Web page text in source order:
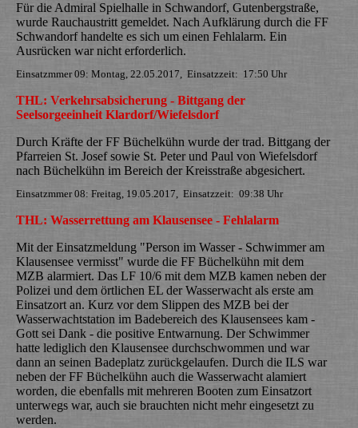
Für die Admiral Spielhalle in Schwandorf, Gutenbergstraße,
wurde Rauchaustritt gemeldet. Nach Aufklärung durch die FF
Schwandorf handelte es sich um einen Fehlalarm. Ein
Ausrücken war nicht erforderlich.
Einsatzmmer 09: Montag, 22.05.2017, Einsatzzeit: 17:50 Uhr
THL: Verkehrsabsicherung - Bittgang der
Seelsorgeeinheit Klardorf/Wiefelsdorf
Durch Kräfte der FF Büchelkühn wurde der trad. Bittgang der
Pfarreien St. Josef sowie St. Peter und Paul von Wiefelsdorf
nach Büchelkühn im Bereich der Kreisstraße abgesichert.
Einsatzmmer 08: Freitag, 19.05.2017, Einsatzzeit: 09:38 Uhr
THL: Wasserrettung am Klausensee - Fehlalarm
Mit der Einsatzmeldung "Person im Wasser - Schwimmer am
Klausensee vermisst" wurde die FF Büchelkühn mit dem
MZB alarmiert. Das LF 10/6 mit dem MZB kamen neben der
Polizei und dem örtlichen EL der Wasserwacht als erste am
Einsatzort an. Kurz vor dem Slippen des MZB bei der
Wasserwachtstation im Badebereich des Klausensees kam -
Gott sei Dank - die positive Entwarnung. Der Schwimmer
hatte lediglich den Klausensee durchschwommen und war
dann an seinen Badeplatz zurückgelaufen. Durch die ILS war
neben der FF Büchelkühn auch die Wasserwacht alamiert
worden, die ebenfalls mit mehreren Booten zum Einsatzort
unterwegs war, auch sie brauchten nicht mehr eingesetzt zu
werden.